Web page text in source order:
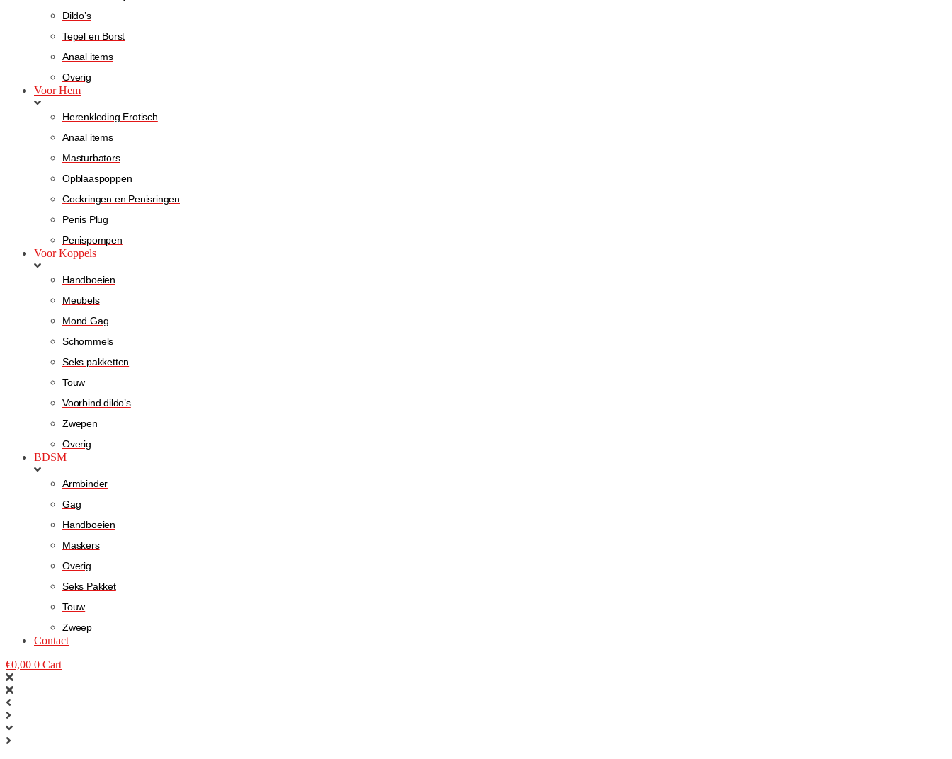
Dildo’s
Tepel en Borst
Anaal items
Overig
Voor Hem
Herenkleding Erotisch
Anaal items
Masturbators
Opblaaspoppen
Cockringen en Penisringen
Penis Plug
Penispompen
Voor Koppels
Handboeien
Meubels
Mond Gag
Schommels
Seks pakketten
Touw
Voorbind dildo’s
Zwepen
Overig
BDSM
Armbinder
Gag
Handboeien
Maskers
Overig
Seks Pakket
Touw
Zweep
Contact
€0,00 0 Cart